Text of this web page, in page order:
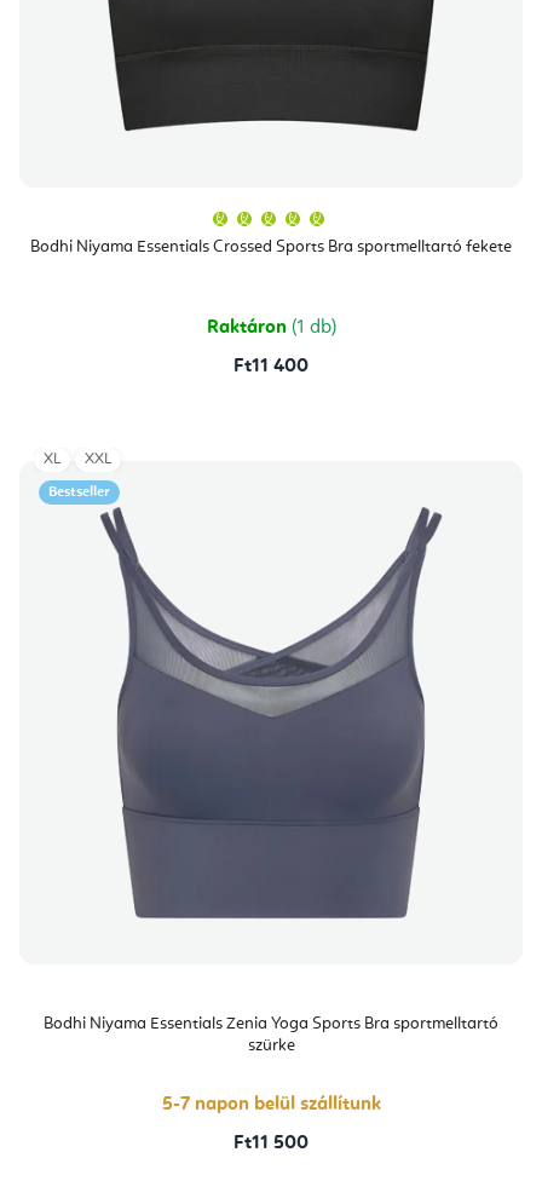
Bodhi Niyama Essentials Crossed Sports Bra sportmelltartó fekete
átlagos
értékelése
csillag.
Raktáron (1 db)
Ft11 400
Bestseller
Bodhi Niyama Essentials Zenia Yoga Sports Bra sportmelltartó
szürke
5-7 napon belül szállítunk
Ft11 500
XL XXL